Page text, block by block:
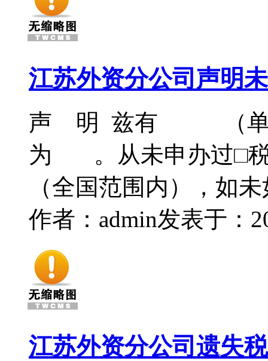
江苏外资分公司声明
声 明 兹有 （单位
为 。从未申办过□税
（全国范围内），如
作者：admin发表于：
江苏外资分公司遗失